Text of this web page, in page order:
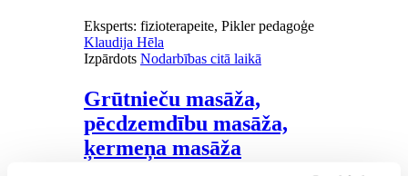
Eksperts: fizioterapeite, Pikler pedagoģe
Klaudija Hēla
Izpārdots Nodarbības citā laikā
Grūtnieču masāža,
pēcdzemdību masāža,
ķermeņa masāža